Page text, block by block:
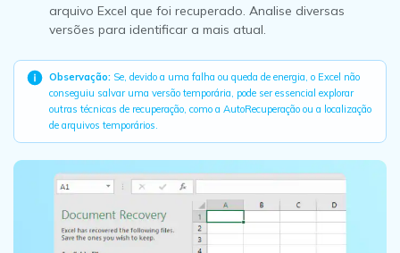
arquivo Excel que foi recuperado. Analise diversas
versões para identificar a mais atual.
Observação: Se, devido a uma falha ou queda de energia, o Excel não
conseguiu salvar uma versão temporária, pode ser essencial explorar
outras técnicas de recuperação, como a AutoRecuperação ou a localização
de arquivos temporários.